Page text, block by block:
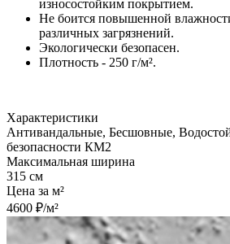
износостойким покрытием.
Не боится повышенной
различных загрязнений.
Экологически безопасен.
Плотность - 250 г/м².
Характеристики
Антивандальные, Бесшовные,
безопасности КМ2
Максимальная ширина
315 см
Цена за м²
4600 ₽/м²